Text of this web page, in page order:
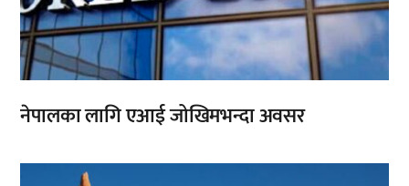
नेपालका लागि एआई जोखिमभन्दा अवसर